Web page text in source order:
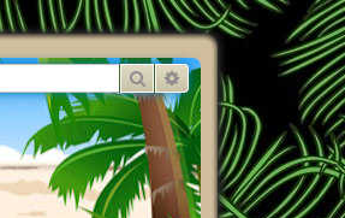
Ara Gelişmiş arama